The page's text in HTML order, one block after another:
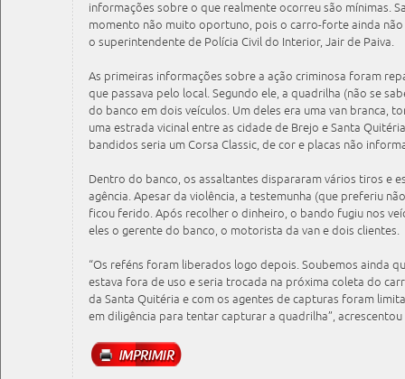
informações sobre o que realmente ocorreu são mínimas.
momento não muito oportuno, pois o carro-forte ainda não
o superintendente de Polícia Civil do Interior, Jair de Paiva.
As primeiras informações sobre a ação criminosa foram
que passava pelo local. Segundo ele, a quadrilha (não se
do banco em dois veículos. Um deles era uma van branca,
uma estrada vicinal entre as cidade de Brejo e Santa
bandidos seria um Corsa Classic, de cor e placas não
Dentro do banco, os assaltantes dispararam vários tiros e
agência. Apesar da violência, a testemunha (que preferiu
ficou ferido. Após recolher o dinheiro, o bando fugiu nos
eles o gerente do banco, o motorista da van e dois clientes.
“Os reféns foram liberados logo depois. Soubemos ainda
estava fora de uso e seria trocada na próxima coleta do
da Santa Quitéria e com os agentes de capturas foram
em diligência para tentar capturar a quadrilha”, acrescentou